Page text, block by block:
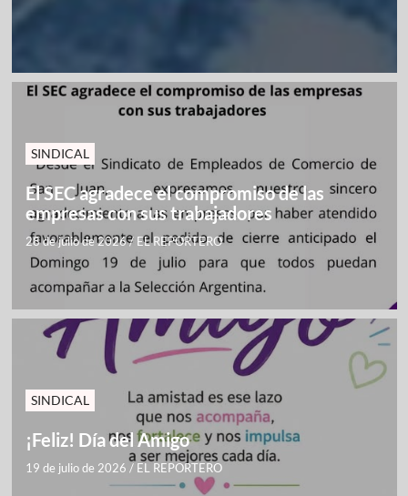
SINDICAL
El SEC agradece el compromiso de las
empresas con sus trabajadores
28 de julio de 2026/ EL REPORTERO
SINDICAL
¡Feliz! Día del Amigo
19 de julio de 2026 / EL REPORTERO